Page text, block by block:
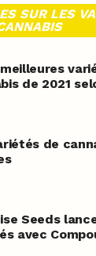
SUR LES
de 2021
de
Seeds
avec